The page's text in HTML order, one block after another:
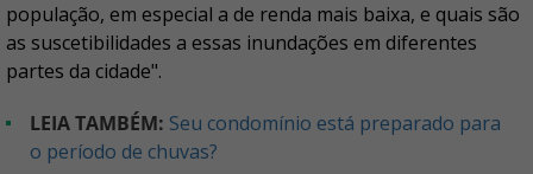
população, em especial a de renda mais baixa, e quais são
as suscetibilidades a essas inundações em diferentes
partes da cidade".
LEIA TAMBÉM: Seu condomínio está preparado para
o período de chuvas?